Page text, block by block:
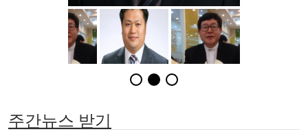
주간뉴스 받기